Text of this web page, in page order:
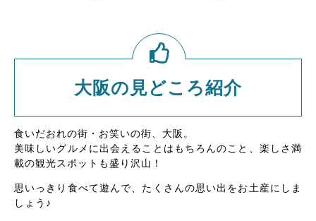
大阪の見どころ紹介
食いだおれの街・お笑いの街、大阪。
美味しいグルメに出会えることはもちろんのこと、楽しさ満
載の観光スポットも盛り沢山！
思いっきり食べて遊んで、たくさんの思い出をお土産にしま
しょう♪